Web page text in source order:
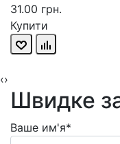
31.00 грн.
Купити
‹›
Швидке
Ваше им'я*